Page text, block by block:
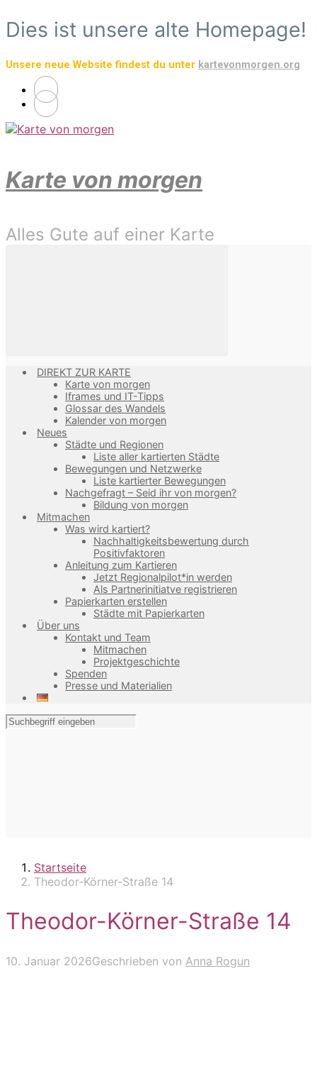
Zum
Hauptinhalt
Dies ist unsere alte Homepage!
Unsere neue Website findest du unter kartevonmorgen.org
Karte von morgen
Alles Gute auf einer Karte
DIREKT ZUR KARTE
Karte von morgen
Iframes und IT-Tipps
Glossar des Wandels
Kalender von morgen
Neues
Städte und Regionen
Liste aller kartierten Städte
Bewegungen und Netzwerke
Liste kartierter Bewegungen
Nachgefragt – Seid ihr von morgen?
Bildung von morgen
Mitmachen
Was wird kartiert?
Nachhaltigkeitsbewertung durch
Positivfaktoren
Anleitung zum Kartieren
Jetzt Regionalpilot*in werden
Als Partnerinitiatve registrieren
Papierkarten erstellen
Städte mit Papierkarten
Über uns
Kontakt und Team
Mitmachen
Projektgeschichte
Spenden
Presse und Materialien
Startseite
Theodor-Körner-Straße 14
Theodor-Körner-Straße 14
10. Januar 2026Geschrieben von Anna Rogun